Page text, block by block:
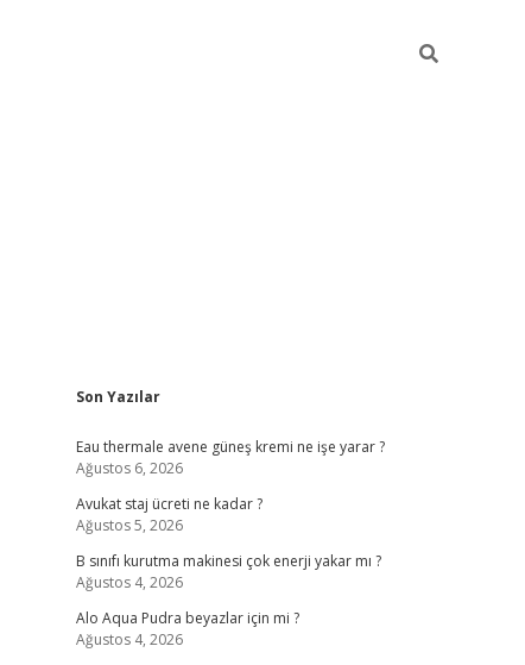
Sidebar
Son Yazılar
Eau thermale avene güneş kremi ne işe yarar ?
Ağustos 6, 2026
Avukat staj ücreti ne kadar ?
Ağustos 5, 2026
B sınıfı kurutma makinesi çok enerji yakar mı ?
Ağustos 4, 2026
Alo Aqua Pudra beyazlar için mi ?
Ağustos 4, 2026